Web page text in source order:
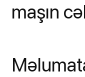
maşın